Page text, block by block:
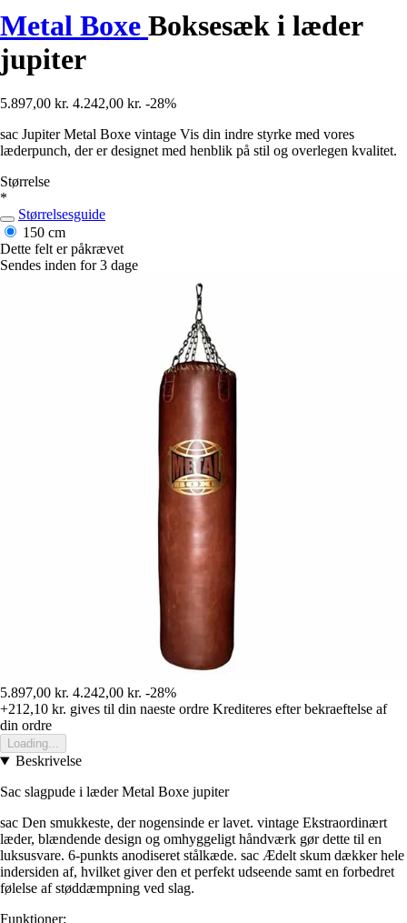
Metal Boxe Boksesæk i læder
jupiter
5.897,00 kr. 4.242,00 kr. -28%
sac Jupiter Metal Boxe vintage Vis din indre styrke med vores
læderpunch, der er designet med henblik på stil og overlegen kvalitet.
Størrelse
*
Størrelsesguide
150 cm
Dette felt er påkrævet
Sendes inden for 3 dage
5.897,00 kr. 4.242,00 kr. -28%
+212,10 kr. gives til din naeste ordre Krediteres efter bekraeftelse af
din ordre
Loading...
Beskrivelse
Sac slagpude i læder Metal Boxe jupiter
sac Den smukkeste, der nogensinde er lavet. vintage Ekstraordinært
læder, blændende design og omhyggeligt håndværk gør dette til en
luksusvare. 6-punkts anodiseret stålkæde. sac Ædelt skum dækker hele
indersiden af, hvilket giver den et perfekt udseende samt en forbedret
følelse af støddæmpning ved slag.
Funktioner: